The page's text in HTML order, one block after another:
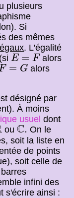
plusieurs
Si
des mêmes
égaux. L'égalité
(si E = F
E=F
alors
= G
F=G
alors
désigné par
À moins
usuel dont
ouC.
C. On le
soit la liste en
de points
soit celle de
infini des
s'écrire ainsi :